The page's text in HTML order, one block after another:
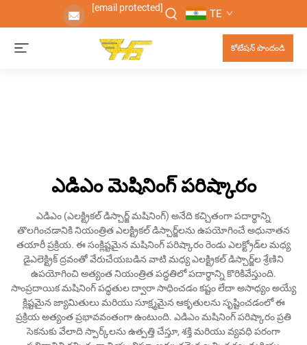
[email protected] TE
కోటేషన్ పొందండి
ఎడిఎం మెషినింగ్ పరిష్కారం
ఎడిఎం (ఎలక్ట్రికల్ డిస్చార్జ్ మషినింగ్) అనేది కచ్చితంగా పదార్థాన్ని
తొలగించడానికి నియంత్రిత ఎలక్ట్రికల్ డిస్చార్జ్‌లను ఉపయోగించే అధునాతన
తయారీ ప్రక్రియ. ఈ సంక్లిష్టమైన మషినింగ్ పరిష్కారం రెండు ఎలక్ట్రోడ్‌ల మధ్య
డైఎలెక్ట్రిక్ ద్రవంతో వేరుచేయబడిన వాటి మధ్య ఎలక్ట్రికల్ డిస్చార్జ్‌ల శ్రేణిని
ఉపయోగించి అత్యంత నియంత్రిత పద్ధతిలో పదార్థాన్ని కొరికివేస్తుంది.
సాంప్రదాయిక మషినింగ్ పద్ధతుల ద్వారా సాధించడం కష్టం లేదా అసాధ్యం అయ్యే
క్లిష్టమైన జ్యామితులు మరియు సూక్ష్మమైన ఆకృతులను సృష్టించడంలో ఈ
ప్రక్రియ అత్యంత ప్రభావవంతంగా ఉంటుంది. ఎడిఎం మషినింగ్ పరిష్కారం ప్రతి
సెకనుకు వేలాది స్పార్క్‌లను ఉత్పత్తి చేస్తూ, శక్తి మరియు వ్యవధి పరంగా